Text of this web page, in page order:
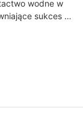
wodne w
sukces na